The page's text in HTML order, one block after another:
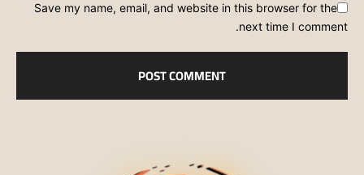
Save my name, email, and website in this browser for the
next time I comment.